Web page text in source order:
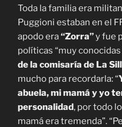
Toda la familia era
Puggioni estaban en el
apodo era“Zorra”y fue
políticas “muy
de la comisaría de La
mucho para recordarla: “
abuela, mi mamá y yo
personalidad, por todo
mamá era tremenda”.